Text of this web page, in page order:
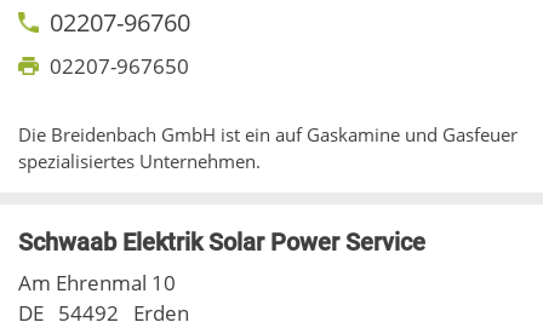
02207-96760
02207-967650
Die Breidenbach GmbH ist ein auf Gaskamine und Gasfeuer
spezialisiertes Unternehmen.
Schwaab Elektrik Solar Power Service
Am Ehrenmal 10
DE 54492 Erden